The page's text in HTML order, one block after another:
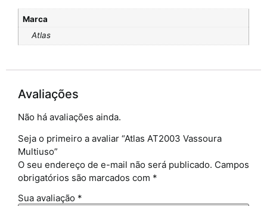
Marca
Atlas
Avaliações
Não há avaliações ainda.
Seja o primeiro a avaliar “Atlas AT2003 Vassoura
Multiuso”
O seu endereço de e-mail não será publicado. Campos
obrigatórios são marcados com *
Sua avaliação *